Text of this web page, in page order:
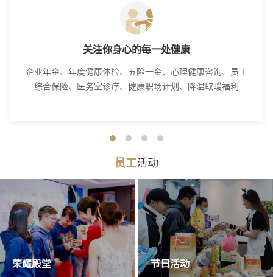
关注你身心的每一处健康
企业年金、年度健康体检、五险一金、心理健康咨询、员工
综合保险、医务室诊疗、健康职场计划、降温取暖福利
员工活动
荣耀殿堂 节日活动